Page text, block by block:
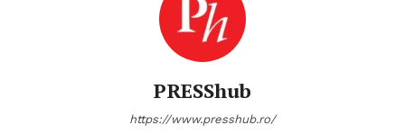
PRESShub
https://www.presshub.ro/